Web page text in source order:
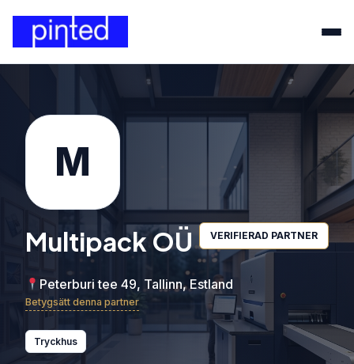
M
Multipack OÜ VERIFIERAD PARTNER
Peterburi tee 49, Tallinn, Estland
Betygsätt denna partner
Tryckhus